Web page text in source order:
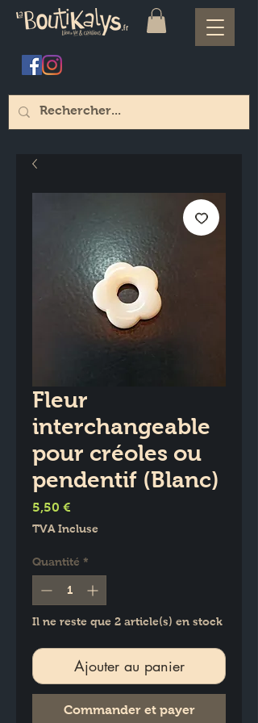
Fleur
interchangeable
pour créoles ou
pendentif (Blanc)
5,50 €
TVA Incluse
Quantité *
Il ne reste que 2 article(s) en stock
Ajouter au panier
Commander et payer